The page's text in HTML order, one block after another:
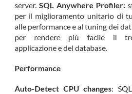
server.SQL Anywhere Profiler:
per il miglioramento unitario di
alle performance e al tuning dei
per rendere più facile il
applicazione e del database.
Performance
Auto-Detect CPU changes: